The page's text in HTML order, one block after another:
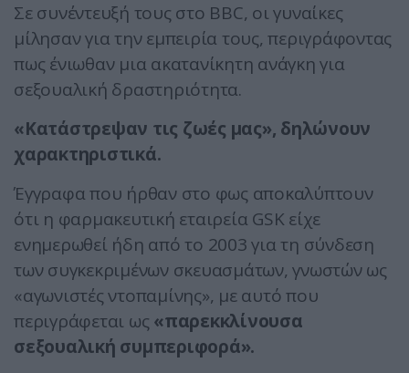
Σε συνέντευξή τους στο BBC, οι γυναίκες
μίλησαν για την εμπειρία τους, περιγράφοντας
πως ένιωθαν μια ακατανίκητη ανάγκη για
σεξουαλική δραστηριότητα.
«Κατάστρεψαν τις ζωές μας», δηλώνουν
χαρακτηριστικά.
Έγγραφα που ήρθαν στο φως αποκαλύπτουν
ότι η φαρμακευτική εταιρεία GSK είχε
ενημερωθεί ήδη από το 2003 για τη σύνδεση
των συγκεκριμένων σκευασμάτων, γνωστών ως
«αγωνιστές ντοπαμίνης», με αυτό που
περιγράφεται ως «παρεκκλίνουσα
σεξουαλική συμπεριφορά».